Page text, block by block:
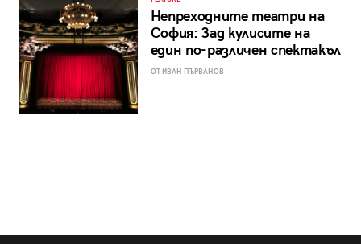
Непреходните театри на
София: Зад кулисите на
един по-различен спектакъл
ОТ ИВАН ПЪРВАНОВ